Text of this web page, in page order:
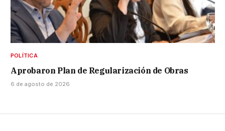
POLÍTICA
Aprobaron Plan de Regularización de Obras
6 de agosto de 2026